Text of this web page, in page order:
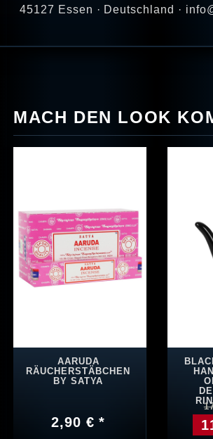
45127 Essen · Deutschland ·
MACH DEN LOOK
AARUDA
RÄUCHERSTÄBCHEN
BY SATYA
2,90 € *